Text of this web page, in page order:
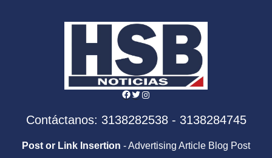
Facebook
Twitter
Instagram
Contáctanos: 3138282538 - 3138284745
Post or Link Insertion - Advertising Article Blog Post